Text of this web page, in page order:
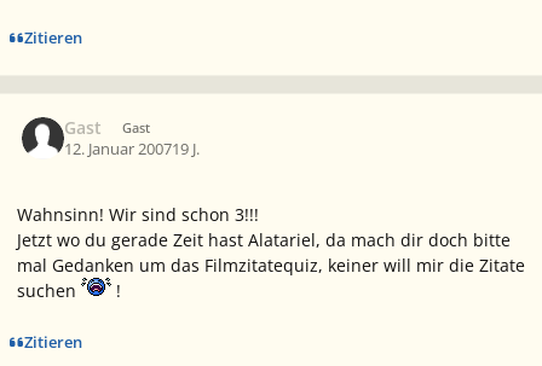
Zitieren
Gast Gast
12. Januar 200719 J.
Wahnsinn! Wir sind schon 3!!!
Jetzt wo du gerade Zeit hast Alatariel, da mach dir doch bitte
mal Gedanken um das Filmzitatequiz, keiner will mir die Zitate
suchen
!
Zitieren